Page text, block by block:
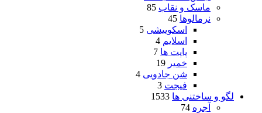
ماسک و نقاب 85
نرمالوها 45
اسکوییشی 5
اسلایم 4
پاپت ها 7
خمیر 19
شن جادویی 4
فیجت 3
لگو و ساختنی ها 1533
آجره 74